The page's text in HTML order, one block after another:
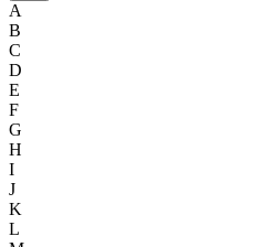
A
B
C
D
E
F
G
H
I
J
K
L